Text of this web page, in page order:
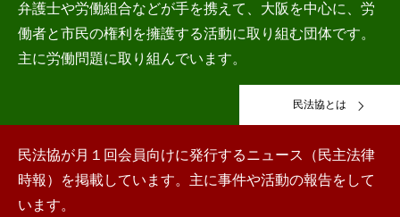
弁護士や労働組合などが手を携えて、大阪を中心に、労
働者と市民の権利を擁護する活動に取り組む団体です。
主に労働問題に取り組んでいます。
民法協とは
民法協が月１回会員向けに発行するニュース（民主法律
時報）を掲載しています。主に事件や活動の報告をして
います。